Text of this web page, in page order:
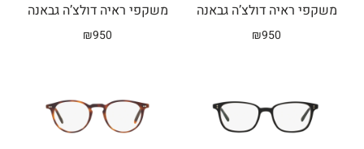
משקפי ראיה דולצ’ה גבאנה
₪950
משקפי ראיה דולצ’ה גבאנה
₪950